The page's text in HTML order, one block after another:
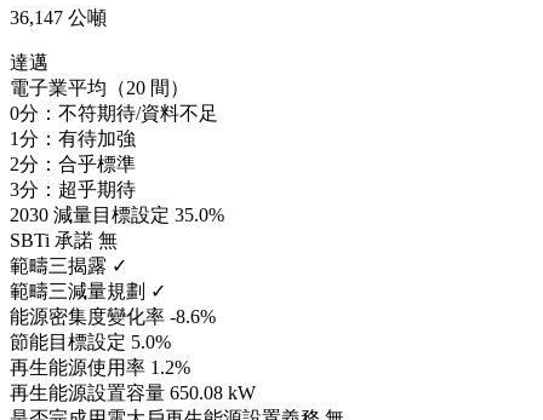
36,147 公噸
達邁
電子業平均（20 間）
0分：不符期待/資料不足
1分：有待加強
2分：合乎標準
3分：超乎期待
2030 減量目標設定 35.0%
SBTi 承諾 無
範疇三揭露 ✓
範疇三減量規劃 ✓
能源密集度變化率 -8.6%
節能目標設定 5.0%
再生能源使用率 1.2%
再生能源設置容量 650.08 kW